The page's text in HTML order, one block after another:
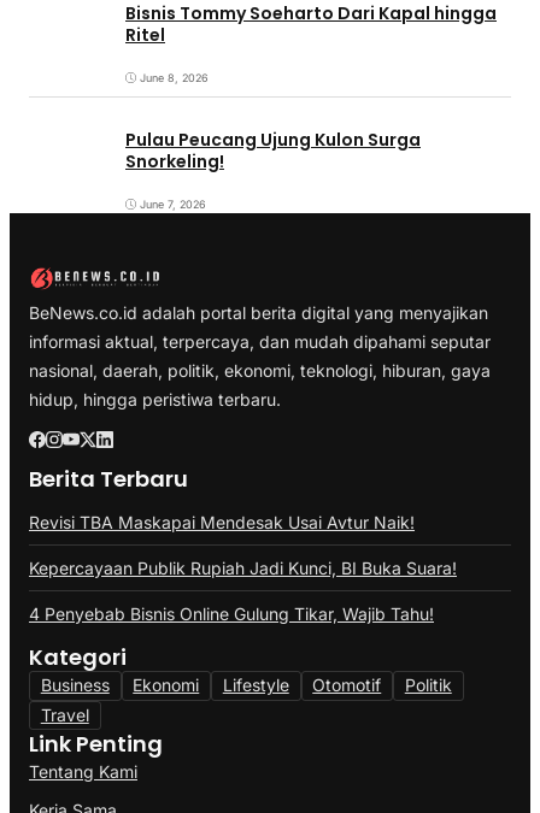
Bisnis Tommy Soeharto Dari Kapal hingga
Ritel
June 8, 2026
Pulau Peucang Ujung Kulon Surga
Snorkeling!
June 7, 2026
BeNews.co.id adalah portal berita digital yang menyajikan
informasi aktual, terpercaya, dan mudah dipahami seputar
nasional, daerah, politik, ekonomi, teknologi, hiburan, gaya
hidup, hingga peristiwa terbaru.
Berita Terbaru
Revisi TBA Maskapai Mendesak Usai Avtur Naik!
Kepercayaan Publik Rupiah Jadi Kunci, BI Buka Suara!
4 Penyebab Bisnis Online Gulung Tikar, Wajib Tahu!
Kategori
Business Ekonomi Lifestyle Otomotif
Politik
Travel
Link Penting
Tentang Kami